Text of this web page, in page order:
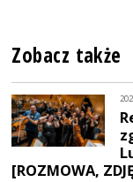
Zobacz także
[ROZMOWA,